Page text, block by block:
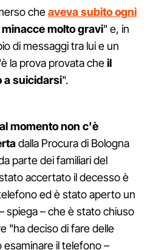
cheaveva subito ogni
minacce molto gravi" e, in
di messaggi tra lui e un
la prova provata cheil
a suicidarsi".
al momento non c'è
dalla Procura di Bologna
parte dei familiari del
accertato il decesso è
ed è stato aperto un
spiega – che è stato chiuso
"ha deciso di fare delle
il telefono –